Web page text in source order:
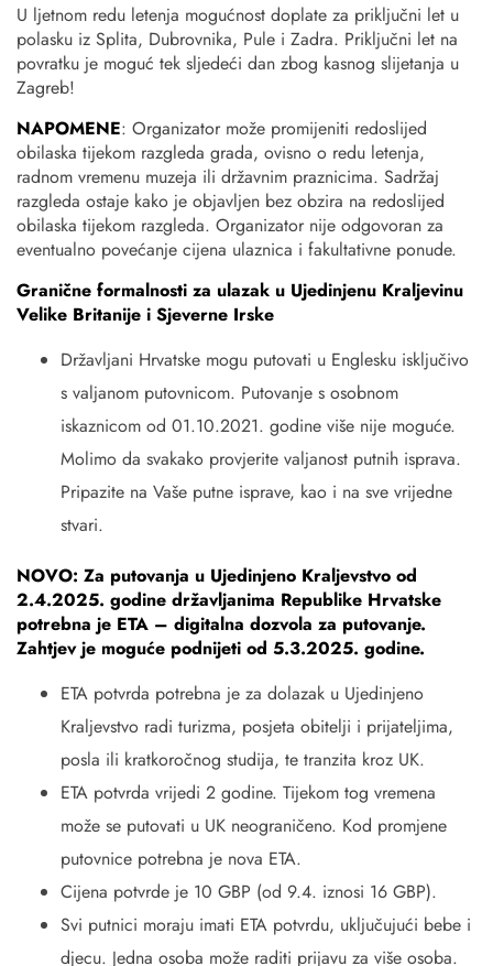
U ljetnom redu letenja mogućnost doplate za priključni let u
polasku iz Splita, Dubrovnika, Pule i Zadra. Priključni let na
povratku je moguć tek sljedeći dan zbog kasnog slijetanja u
Zagreb!
NAPOMENE: Organizator može promijeniti redoslijed
obilaska tijekom razgleda grada, ovisno o redu letenja,
radnom vremenu muzeja ili državnim praznicima. Sadržaj
razgleda ostaje kako je objavljen bez obzira na redoslijed
obilaska tijekom razgleda. Organizator nije odgovoran za
eventualno povećanje cijena ulaznica i fakultativne ponude.
Granične formalnosti za ulazak u Ujedinjenu Kraljevinu
Velike Britanije i Sjeverne Irske
Državljani Hrvatske mogu putovati u Englesku isključivo
s valjanom putovnicom. Putovanje s osobnom
iskaznicom od 01.10.2021. godine više nije moguće.
Molimo da svakako provjerite valjanost putnih isprava.
Pripazite na Vaše putne isprave, kao i na sve vrijedne
stvari.
NOVO: Za putovanja u Ujedinjeno Kraljevstvo od
2.4.2025. godine državljanima Republike Hrvatske
potrebna je ETA – digitalna dozvola za putovanje.
Zahtjev je moguće podnijeti od 5.3.2025. godine.
ETA potvrda potrebna je za dolazak u Ujedinjeno
Kraljevstvo radi turizma, posjeta obitelji i prijateljima,
posla ili kratkoročnog studija, te tranzita kroz UK.
ETA potvrda vrijedi 2 godine. Tijekom tog vremena
može se putovati u UK neograničeno. Kod promjene
putovnice potrebna je nova ETA.
Cijena potvrde je 10 GBP (od 9.4. iznosi 16 GBP).
Svi putnici moraju imati ETA potvrdu, uključujući bebe i
djecu. Jedna osoba može raditi prijavu za više osoba.